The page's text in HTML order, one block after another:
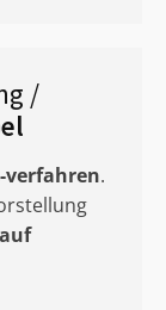
/
verfahren.